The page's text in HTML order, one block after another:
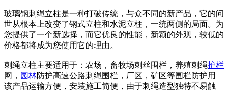
玻璃钢刺绳立柱是一种打破传统，与众不同的新产品，它的问
世从根本上改变了钢式立柱和水泥立柱，一统两侧的局面。为
您提供了一个新选择，而它优良的性能，新颖的外观，较低的
价格都将成为您使用它的理由。
刺绳立柱主要适用于：农场，畜牧场刺丝围栏，养殖刺绳护栏
网， 园林防护高速公路刺绳围栏，厂区，矿区等围栏防护用
该产品运输方便，安装施工简便，由于刺绳造型独特不易触